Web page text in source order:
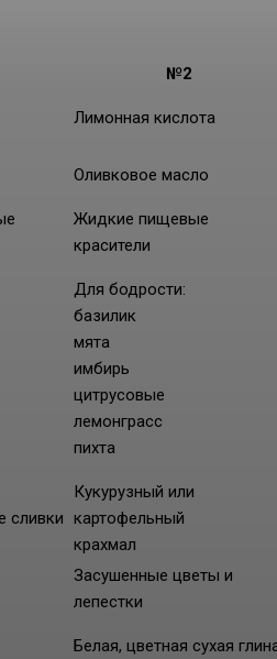
№2
Лимонная кислота
Оливковое масло
Жидкие пищевые
красители
Для бодрости:
базилик
мята
имбирь
цитрусовые
лемонграсс
пихта
сливки
Кукурузный или
картофельный
крахмал
Засушенные цветы и
лепестки
Белая, цветная сухая